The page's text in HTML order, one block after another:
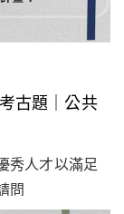
古題｜公共
秀人才以滿足
問